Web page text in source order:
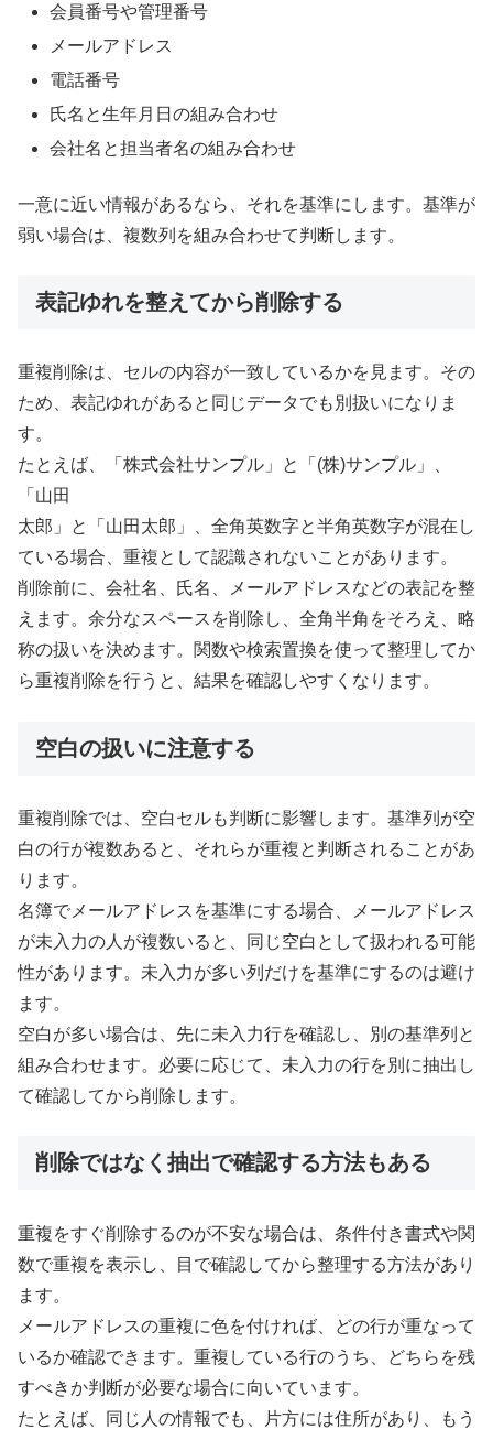
会員番号や管理番号
メールアドレス
電話番号
氏名と生年月日の組み合わせ
会社名と担当者名の組み合わせ
一意に近い情報があるなら、それを基準にします。基準が
弱い場合は、複数列を組み合わせて判断します。
表記ゆれを整えてから削除する
重複削除は、セルの内容が一致しているかを見ます。その
ため、表記ゆれがあると同じデータでも別扱いになりま
す。
たとえば、「株式会社サンプル」と「(株)サンプル」、
「山田
太郎」と「山田太郎」、全角英数字と半角英数字が混在し
ている場合、重複として認識されないことがあります。
削除前に、会社名、氏名、メールアドレスなどの表記を整
えます。余分なスペースを削除し、全角半角をそろえ、略
称の扱いを決めます。関数や検索置換を使って整理してか
ら重複削除を行うと、結果を確認しやすくなります。
空白の扱いに注意する
重複削除では、空白セルも判断に影響します。基準列が空
白の行が複数あると、それらが重複と判断されることがあ
ります。
名簿でメールアドレスを基準にする場合、メールアドレス
が未入力の人が複数いると、同じ空白として扱われる可能
性があります。未入力が多い列だけを基準にするのは避け
ます。
空白が多い場合は、先に未入力行を確認し、別の基準列と
組み合わせます。必要に応じて、未入力の行を別に抽出し
て確認してから削除します。
削除ではなく抽出で確認する方法もある
重複をすぐ削除するのが不安な場合は、条件付き書式や関
数で重複を表示し、目で確認してから整理する方法があり
ます。
メールアドレスの重複に色を付ければ、どの行が重なって
いるか確認できます。重複している行のうち、どちらを残
すべきか判断が必要な場合に向いています。
たとえば、同じ人の情報でも、片方には住所があり、もう